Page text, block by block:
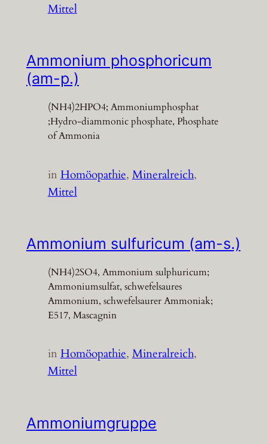
Mittel
Ammonium phosphoricum
(am-p.)
(NH4)2HPO4; Ammoniumphosphat
;Hydro-diammonic phosphate, Phosphate
of Ammonia
inHomöopathie, Mineralreich
Mittel
Ammonium sulfuricum (am-s.)
(NH4)2SO4, Ammonium sulphuricum;
Ammoniumsulfat, schwefelsaures
Ammonium, schwefelsaurer Ammoniak;
E517, Mascagnin
inHomöopathie, Mineralreich
Mittel
Ammoniumgruppe